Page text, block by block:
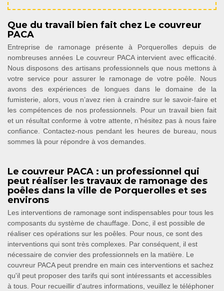
Que du travail bien fait chez Le couvreur
PACA
Entreprise de ramonage présente à Porquerolles depuis de
nombreuses années Le couvreur PACA intervient avec efficacité.
Nous disposons des artisans professionnels que nous mettons à
votre service pour assurer le ramonage de votre poêle. Nous
avons des expériences de longues dans le domaine de la
fumisterie, alors, vous n’avez rien à craindre sur le savoir-faire et
les compétences de nos professionnels. Pour un travail bien fait
et un résultat conforme à votre attente, n’hésitez pas à nous faire
confiance. Contactez-nous pendant les heures de bureau, nous
sommes là pour répondre à vos demandes.
Le couvreur PACA : un professionnel qui
peut réaliser les travaux de ramonage des
poêles dans la ville de Porquerolles et ses
environs
Les interventions de ramonage sont indispensables pour tous les
composants du système de chauffage. Donc, il est possible de
réaliser ces opérations sur les poêles. Pour nous, ce sont des
interventions qui sont très complexes. Par conséquent, il est
nécessaire de convier des professionnels en la matière. Le
couvreur PACA peut prendre en main ces interventions et sachez
qu'il peut proposer des tarifs qui sont intéressants et accessibles
à tous. Pour recueillir d'autres informations, veuillez le téléphoner